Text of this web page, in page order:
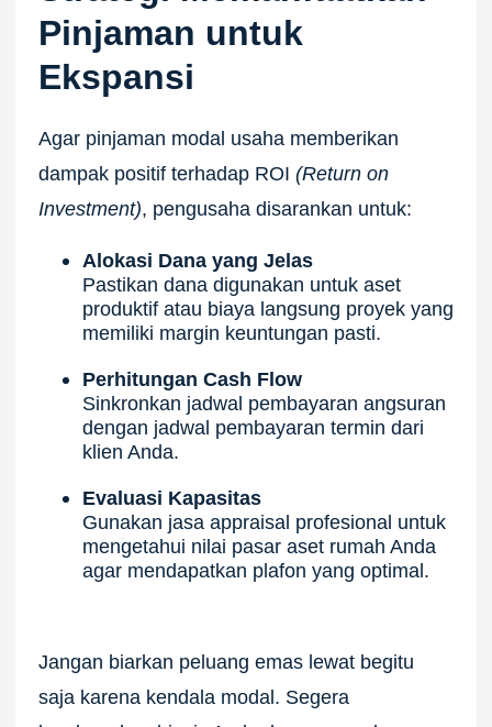
Pinjaman untuk
Ekspansi
Agar pinjaman modal usaha memberikan
dampak positif terhadap ROI (Return on
Investment), pengusaha disarankan untuk:
Alokasi Dana yang Jelas
Pastikan dana digunakan untuk aset
produktif atau biaya langsung proyek yang
memiliki margin keuntungan pasti.
Perhitungan Cash Flow
Sinkronkan jadwal pembayaran angsuran
dengan jadwal pembayaran termin dari
klien Anda.
Evaluasi Kapasitas
Gunakan jasa appraisal profesional untuk
mengetahui nilai pasar aset rumah Anda
agar mendapatkan plafon yang optimal.
Jangan biarkan peluang emas lewat begitu
saja karena kendala modal. Segera